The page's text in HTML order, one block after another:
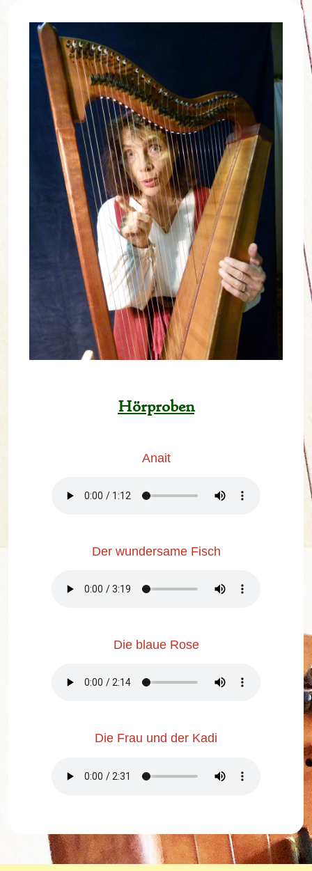
Hörproben
Anait
Der wundersame Fisch
Die blaue Rose
Die Frau und der Kadi